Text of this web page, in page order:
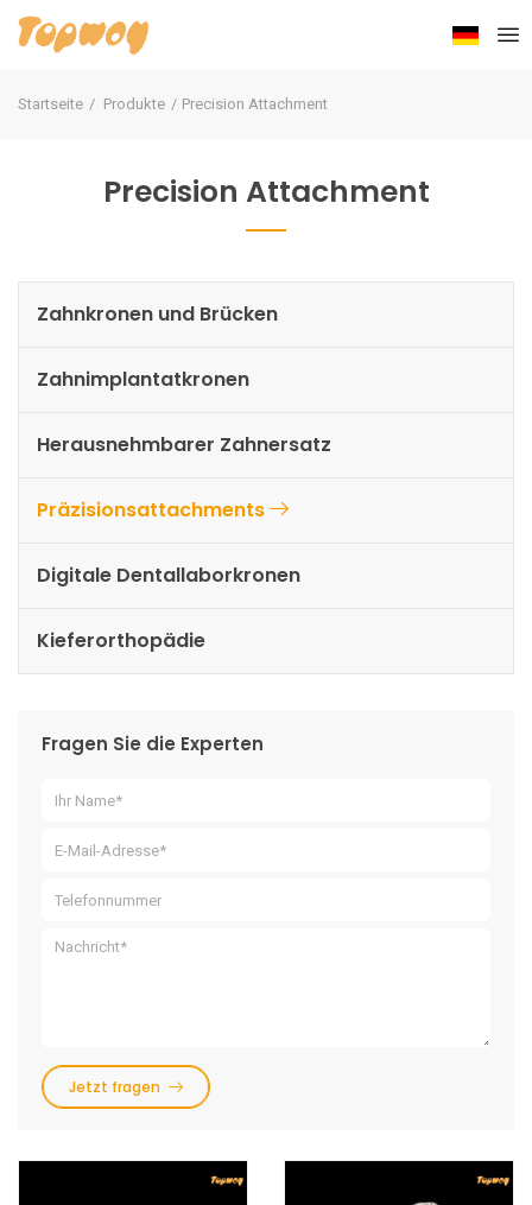
Startseite Produkte Precision Attachment
Precision Attachment
Zahnkronen und Brücken
Zahnimplantatkronen
Herausnehmbarer Zahnersatz
Präzisionsattachments
Digitale Dentallaborkronen
Kieferorthopädie
Fragen Sie die Experten
Jetzt fragen